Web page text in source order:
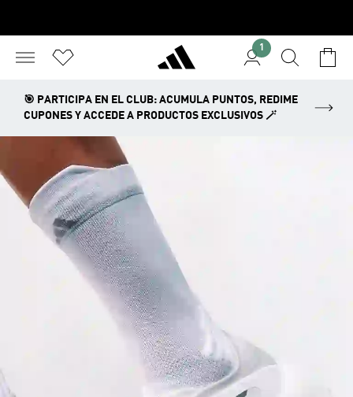
1
🎯 PARTICIPA EN EL CLUB: ACUMULA PUNTOS, REDIME
CUPONES Y ACCEDE A PRODUCTOS EXCLUSIVOS 🪄